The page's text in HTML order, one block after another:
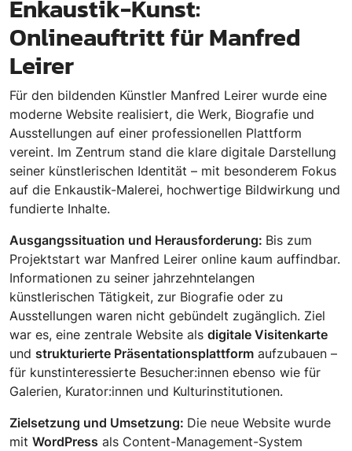
Enkaustik-Kunst:
Onlineauftritt für Manfred
Leirer
Für den bildenden Künstler Manfred Leirer wurde eine
moderne Website realisiert, die Werk, Biografie und
Ausstellungen auf einer professionellen Plattform
vereint. Im Zentrum stand die klare digitale Darstellung
seiner künstlerischen Identität – mit besonderem Fokus
auf die Enkaustik-Malerei, hochwertige Bildwirkung und
fundierte Inhalte.
Ausgangssituation und Herausforderung: Bis zum
Projektstart war Manfred Leirer online kaum auffindbar.
Informationen zu seiner jahrzehntelangen
künstlerischen Tätigkeit, zur Biografie oder zu
Ausstellungen waren nicht gebündelt zugänglich. Ziel
war es, eine zentrale Website als digitale Visitenkarte
und strukturierte Präsentationsplattform aufzubauen –
für kunstinteressierte Besucher:innen ebenso wie für
Galerien, Kurator:innen und Kulturinstitutionen.
Zielsetzung und Umsetzung: Die neue Website wurde
mit WordPress als Content-Management-System